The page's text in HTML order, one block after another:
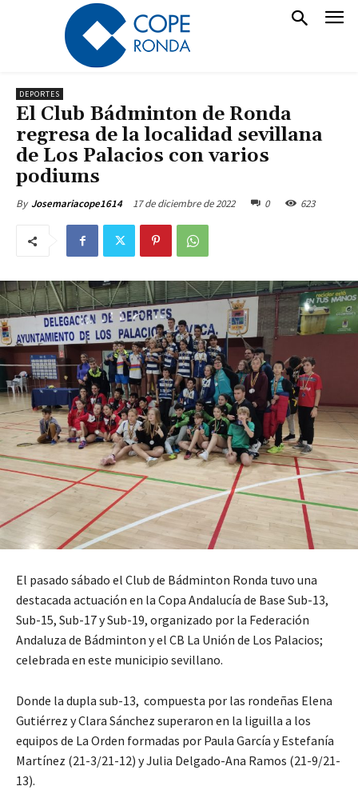
DEPORTES
El Club Bádminton de Ronda
regresa de la localidad sevillana
de Los Palacios con varios
podiums
By Josemariacope1614 17 de diciembre de 2022 0 623
El pasado sábado el Club de Bádminton Ronda tuvo una
destacada actuación en la Copa Andalucía de Base Sub-13,
Sub-15, Sub-17 y Sub-19, organizado por la Federación
Andaluza de Bádminton y el CB La Unión de Los Palacios;
celebrada en este municipio sevillano.
Donde la dupla sub-13, compuesta por las rondeñas Elena
Gutiérrez y Clara Sánchez superaron en la liguilla a los
equipos de La Orden formadas por Paula García y Estefanía
Martínez (21-3/21-12) y Julia Delgado-Ana Ramos (21-9/21-
13).